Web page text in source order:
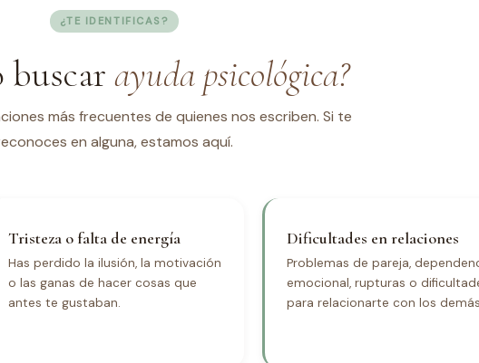
¿TE IDENTIFICAS?
buscar ayuda psicológica?
más frecuentes de quienes nos escriben. Si te
en alguna, estamos aquí.
Tristeza o falta de energía
Has perdido la ilusión, la motivación
o las ganas de hacer cosas que
antes te gustaban.
Dificultades en relaciones
Problemas de pareja,
emocional, rupturas o
para relacionarte con los